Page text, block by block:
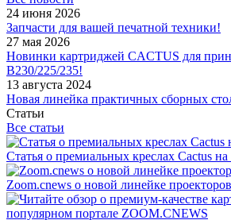
24 июня 2026
Запчасти для вашей печатной техники!
27 мая 2026
Новинки картриджей CACTUS для
B230/225/235!
13 августа 2024
Новая линейка практичных сборных
Статьи
Все статьи
Статья о премиальных креслах Cactus
Zoom.cnews о новой линейке